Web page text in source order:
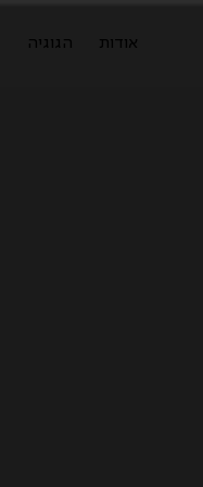
אודות הגוגיה